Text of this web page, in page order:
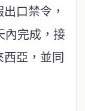
口禁令，
內完成，接
亞，並同